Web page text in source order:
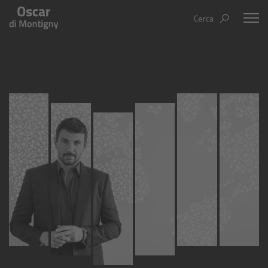
Cerca
Centodieci
Nuovi Eroi
Be Your Essence
Futurability
Books
EN ES